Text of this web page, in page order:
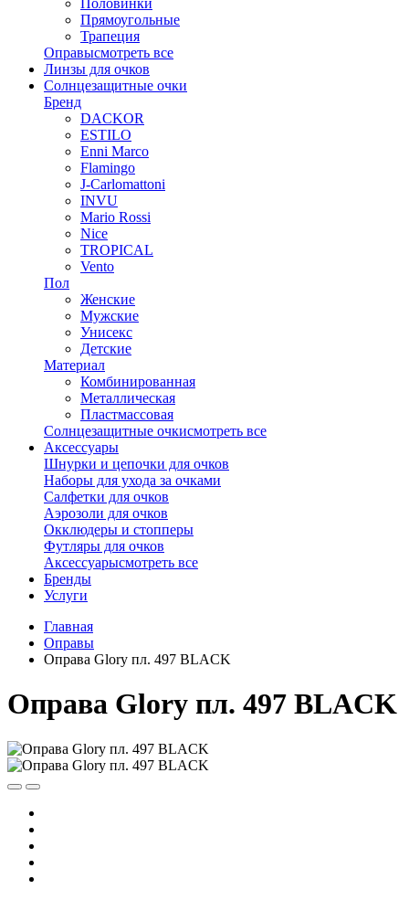
Прямоугольные
Трапеция
Оправысмотреть все
Линзы для очков
Солнцезащитные очки
Бренд
DACKOR
ESTILO
Enni Marco
Flamingo
J-Carlomattoni
INVU
Mario Rossi
Nice
TROPICAL
Vento
Пол
Женские
Мужские
Унисекс
Детские
Материал
Комбинированная
Металлическая
Пластмассовая
Солнцезащитные очкисмотреть все
Аксессуары
Шнурки и цепочки для очков
Наборы для ухода за очками
Салфетки для очков
Аэрозоли для очков
Окклюдеры и стопперы
Футляры для очков
Аксессуарысмотреть все
Бренды
Услуги
Главная
Оправы
Оправа Glory пл. 497 BLACK
Оправа Glory пл. 497 BLACK